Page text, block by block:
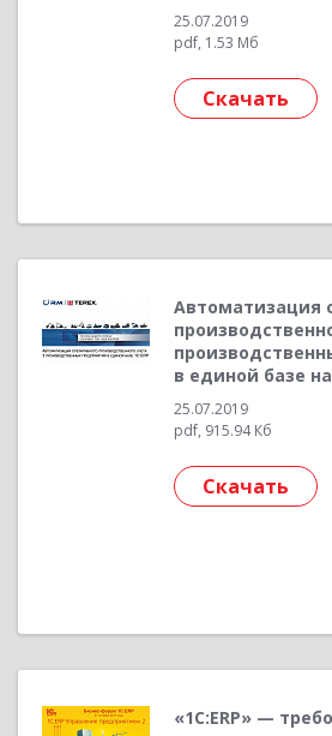
25.07.2019
pdf, 1.53 Мб
Скачать
Автоматизация
в единой базе на
25.07.2019
pdf, 915.94 Кб
Скачать
«1С:ERP» —